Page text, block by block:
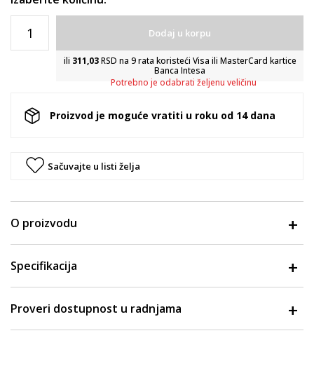
Dodaj u korpu
ili 311,03RSD na 9 rata koristeći Visa ili MasterCard kartice
Banca Intesa
Potrebno je odabrati željenu veličinu
Proizvod je moguće vratiti u roku od 14 dana
Sačuvajte u listi želja
O proizvodu
Specifikacija
Proveri dostupnost u radnjama